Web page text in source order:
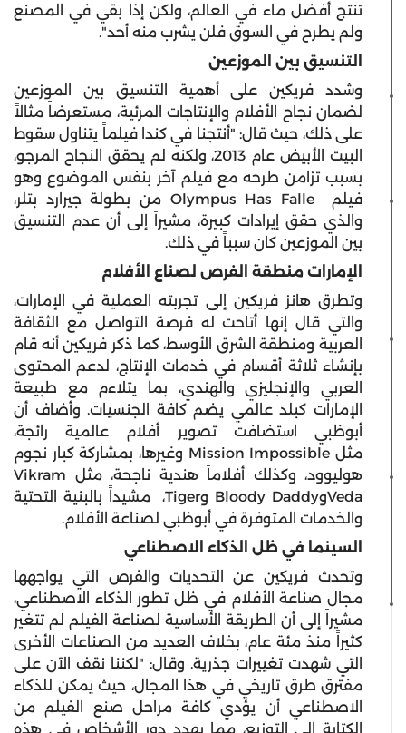
تنتج أفضل ماء في العالم، ولكن إذا بقي في المصنع
ولم يطرح في السوق فلن يشرب منه أحد".
التنسيق بين الموزعين
وشدد فريكين على أهمية التنسيق بين الموزعين
لضمان نجاح الأفلام والإنتاجات المرئية، مستعرضاً مثالاً
على ذلك، حيث قال: "أنتجنا في كندا فيلماً يتناول سقوط
البيت الأبيض عام 2013، ولكنه لم يحقق النجاح المرجو،
بسبب تزامن طرحه مع فيلم آخر بنفس الموضوع وهو
فيلم Olympus Has Falle من بطولة جيرارد بتلر،
والذي حقق إيرادات كبيرة، مشيراً إلى أن عدم التنسيق
بين الموزعين كان سبباً في ذلك.
الإمارات منطقة الفرص لصناع الأفلام
وتطرق هانز فريكين إلى تجربته العملية في الإمارات،
والتي قال إنها أتاحت له فرصة التواصل مع الثقافة
العربية ومنطقة الشرق الأوسط، كما ذكر فريكين أنه قام
بإنشاء ثلاثة أقسام في خدمات الإنتاج، لدعم المحتوى
العربي والإنجليزي والهندي، بما يتلاءم مع طبيعة
الإمارات كبلد عالمي يضم كافة الجنسيات. وأضاف أن
أبوظبي استضافت تصوير أفلام عالمية رائجة،
مثل Mission Impossible وغيرها، بمشاركة كبار نجوم
هوليوود، وكذلك أفلاماً هندية ناجحة، مثل Vikram
VedaوBloody Daddy وTiger، مشيداً بالبنية التحتية
والخدمات المتوفرة في أبوظبي لصناعة الأفلام.
السينما في ظل الذكاء الاصطناعي
وتحدث فريكين عن التحديات والفرص التي يواجهها
مجال صناعة الأفلام في ظل تطور الذكاء الاصطناعي،
مشيراً إلى أن الطريقة الأساسية لصناعة الفيلم لم تتغير
كثيراً منذ مئة عام، بخلاف العديد من الصناعات الأخرى
التي شهدت تغييرات جذرية. وقال: "لكننا نقف الآن على
مفترق طرق تاريخي في هذا المجال، حيث يمكن للذكاء
الاصطناعي أن يؤدي كافة مراحل صنع الفيلم من
الكتابة إلى التوزيع، مما يهدد دور الأشخاص في هذه